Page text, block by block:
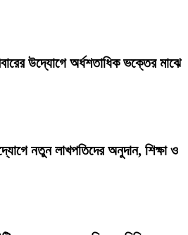
উদ্যোগে অর্ধশতাধিক ভক্তের মাঝে
নতুন লাখপতিদের অনুদান, শিক্ষা ও